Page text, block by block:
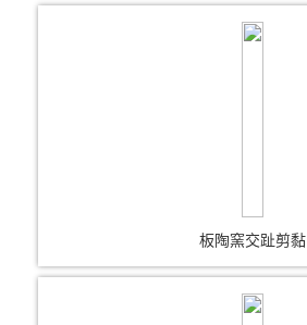
板陶窯交趾剪黏